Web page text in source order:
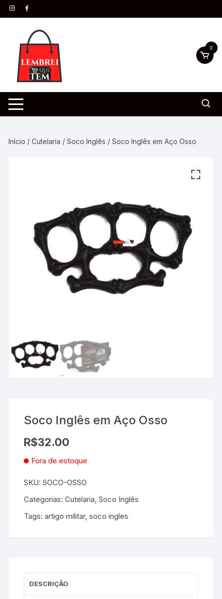
0
Início /Cutelaria /Soco Inglês / Soco Inglês em Aço Osso
Soco Inglês em Aço Osso
R$32.00
Fora de estoque
SKU:SOCO-OSSO
Categorias:Cutelaria ,Soco Inglês
Tags:artigo militar,soco ingles
DESCRIÇÃO